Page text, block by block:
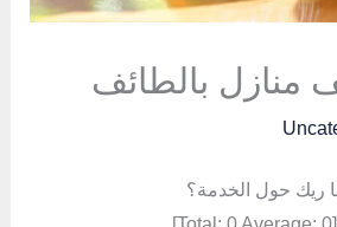
منازل بالطائف
ريك حول الخدمة؟